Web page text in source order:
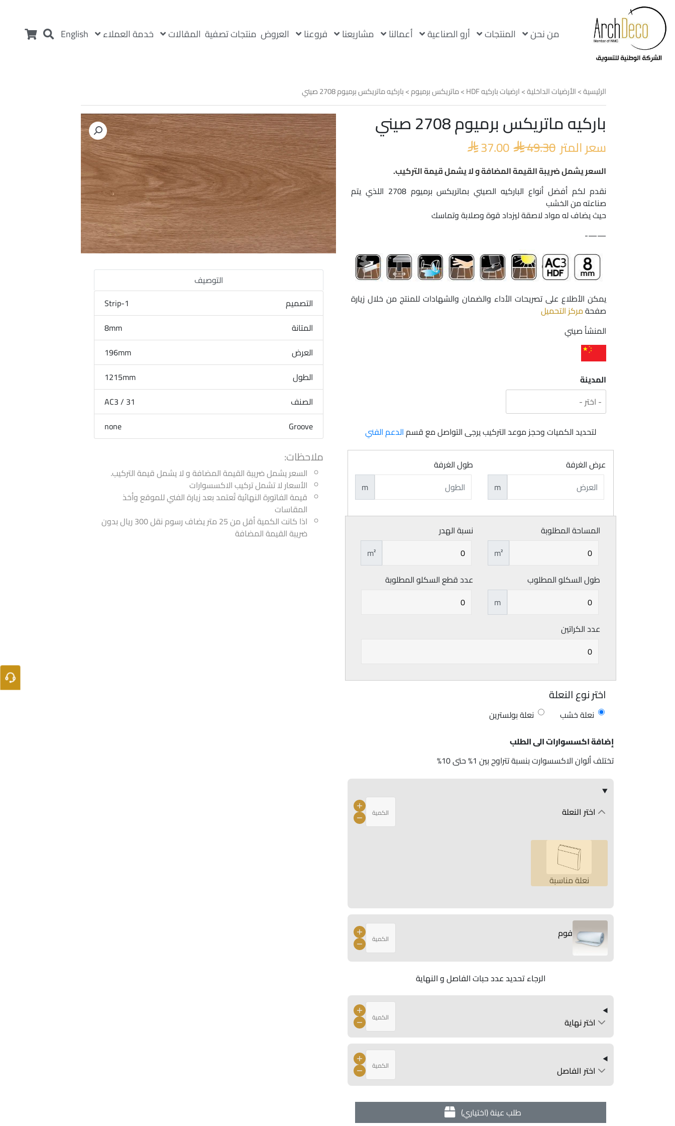
من نحن المنتجات أرو الصناعية أعمالنا مشاريعنا فروعنا العروض منتجات تصفية المقالات خدمة العملاء English
الرئيسية>الأرضيات الداخلية>ارضيات باركيه HDF >ماتريكس برميوم> باركيه ماتريكس برميوم 2708 صيني
باركيه ماتريكس برميوم 2708 صيني
سعر المتر 49.30
السعر
الأصلي
هو:
 49.30.
37.00
السعر
الحالي
هو:
 37.00.
السعر يشمل ضريبة القيمة المضافة و لا يشمل قيمة التركيب.
نقدم لكم أفضل أنواع الباركيه الصيني بماتريكس برميوم 2708 اللذي يتم
صناعته من الخشب
حيث يضاف له مواد لاصقة ليزداد قوة وصلابة وتماسك
——-
يمكن الأطلاع على تصريحات الأداء والضمان والشهادات للمنتج من خلال زيارة
صفحةمركز التحميل
المنشأ صيني
المدينة
لتحديد الكميات وحجز موعد التركيب يرجى التواصل مع قسمالدعم الفني
عرض الغرفة
m
طول الغرفة
m
المساحة المطلوبة
m²
نسبة الهدر
m²
طول السكلو المطلوب
m
عدد قطع السكلو المطلوبة
عدد الكراتين
اختر نوع النعلة
نعلة خشب
نعلة بولسترين
إضافة اكسسوارات الى الطلب
تختلف ألوان الاكسسوارت بنسبة تتراوح بين 1% حتى 10%
اختر النعلة
نعلة مناسبة
فوم
الرجاء تحديد عدد حبات الفاصل و النهاية
اختر نهاية
اختر الفاصل
طلب عينة (اختياري)
التوصيف
التصميم
1-Strip
المتانة
8mm
العرض
196mm
الطول
1215mm
الصنف
31 / AC3
Groove
none
ملاحظات:
السعر يشمل ضريبة القيمة المضافة و لا يشمل قيمة التركيب.
الأسعار لا تشمل تركيب الاكسسوارات
قيمة الفاتورة النهائية تُعتمد بعد زيارة الفني للموقع وأخذ
المقاسات
اذا كانت الكمية أقل من 25 متر يضاف رسوم نقل 300 ريال بدون
ضريبة القيمة المضافة